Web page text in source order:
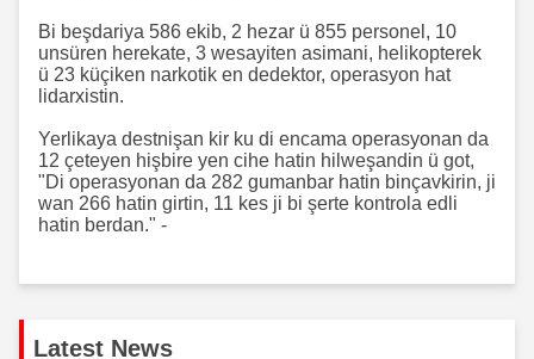
Bi beşdariya 586 ekib, 2 hezar ü 855 personel, 10
unsüren herekate, 3 wesayiten asimani, helikopterek
ü 23 küçiken narkotik en dedektor, operasyon hat
lidarxistin.
Yerlikaya destnişan kir ku di encama operasyonan da
12 çeteyen hişbire yen cihe hatin hilweşandin ü got,
"Di operasyonan da 282 gumanbar hatin binçavkirin, ji
wan 266 hatin girtin, 11 kes ji bi şerte kontrola edli
hatin berdan." -
Latest News